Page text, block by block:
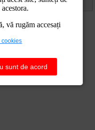
vă rugăm accesați
cookies
sunt de acord